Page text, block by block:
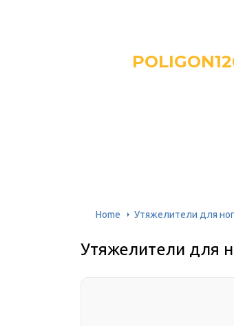
Home Утяжелители для ног
Утяжелители для